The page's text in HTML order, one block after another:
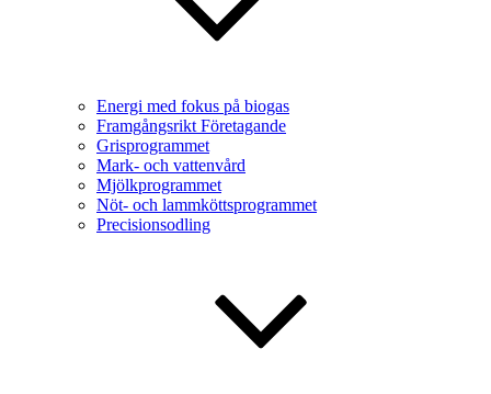
Energi med fokus på biogas
Framgångsrikt Företagande
Grisprogrammet
Mark- och vattenvård
Mjölkprogrammet
Nöt- och lammköttsprogrammet
Precisionsodling